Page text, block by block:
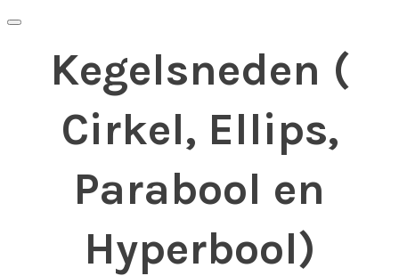
Kegelsneden (
Cirkel, Ellips,
Parabool en
Hyperbool)